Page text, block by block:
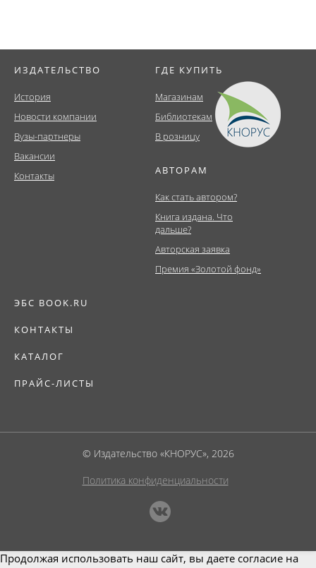
ИЗДАТЕЛЬСТВО
История
Новости компании
Вузы-партнеры
Вакансии
Контакты
ГДЕ КУПИТЬ
Магазинам
Библиотекам
В розницу
АВТОРАМ
Как стать автором?
Книга издана. Что
дальше?
Авторская заявка
Премия «Золотой фонд»
ЭБС BOOK.RU
КОНТАКТЫ
КАТАЛОГ
ПРАЙС-ЛИСТЫ
© Издательство «КНОРУС», 2026
Политика конфиденциальности
Продолжая использовать наш сайт, вы даете согласие на